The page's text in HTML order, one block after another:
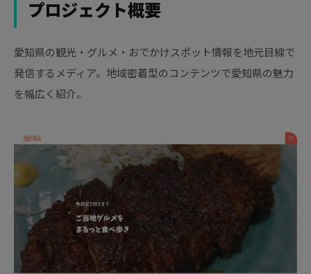
プロジェクト概要
愛知県の観光・グルメ・おでかけスポット情報を地元目線で
発信するメディア。地域密着型のコンテンツで愛知県の魅力
を幅広く紹介。